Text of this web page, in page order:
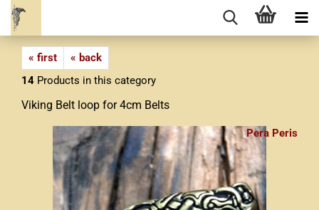
« first
« back
14 Products in this category
Viking Belt loop for 4cm Belts
Pera Peris